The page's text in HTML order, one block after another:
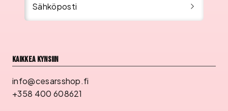
Sähköposti
Kaikkea kynsiin
info@cesarsshop.fi
+358 400 608621